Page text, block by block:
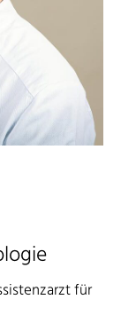
für